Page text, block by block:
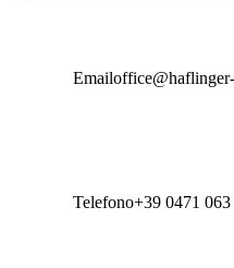
Email
Telefono+39 0471 063